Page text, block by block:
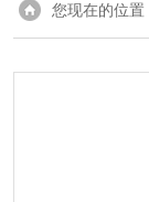
您现在的位置